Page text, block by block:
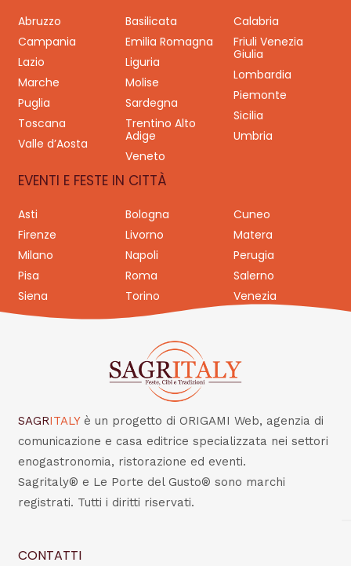
Abruzzo Basilicata
Calabria
Campania
Emilia Romagna
Friuli Venezia
Giulia
Lazio
Liguria
Lombardia
Marche
Molise
Piemonte
Puglia
Sardegna
Sicilia
Toscana
Trentino Alto
Adige
Umbria
Valle d’Aosta
Veneto
EVENTI E FESTE IN CITTÀ
Asti Bologna
Cuneo
Firenze
Livorno
Matera
Milano
Napoli
Perugia
Pisa
Roma
Salerno
Siena
Torino Venezia
SAGRITALY è un progetto di ORIGAMI Web, agenzia di
comunicazione e casa editrice specializzata nei settori
enogastronomia, ristorazione ed eventi.
Sagritaly® e Le Porte del Gusto® sono marchi
registrati. Tutti i diritti riservati.
CONTATTI